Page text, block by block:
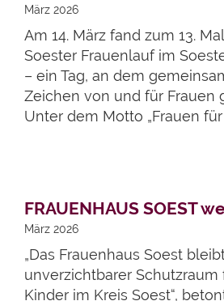
März 2026
Am 14. März fand zum 13.
Soester Frauenlauf im
– ein Tag, an dem
Zeichen von und für Frauen
Unter dem Motto „Frauen für
Artikel
März 2026
„Das Frauenhaus Soest
unverzichtbarer Schutzraum
Kinder im Kreis Soest“,